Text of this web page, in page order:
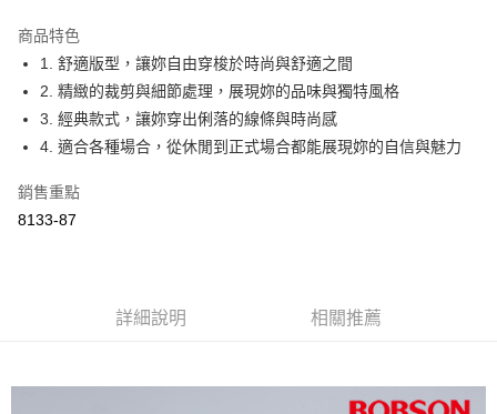
運送方式
付款後全家取貨
每筆NT$60，滿NT$1,000(含以上)免運費
商品特色
1. 舒適版型，讓妳自由穿梭於時尚與舒適之間
2. 精緻的裁剪與細節處理，展現妳的品味與獨特風格
3. 經典款式，讓妳穿出俐落的線條與時尚感
4. 適合各種場合，從休閒到正式場合都能展現妳的自信與魅力
銷售重點
8133-87
詳細說明 相關推薦